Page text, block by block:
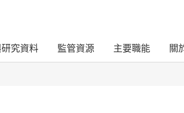
究資料 監管資源 主要職能 關